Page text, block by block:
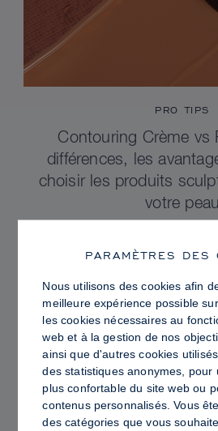
PRO TIPS
Contouring Crème vs
différences, les
choisir les produits
votre peau
PARAMÈTRES DES
Nous utilisons des cookies afin
meilleure expérience possible
les cookies nécessaires au
web et à la gestion de nos
ainsi que d'autres cookies
des statistiques anonymes, pour
plus confortable du site web ou
contenus personnalisés. Vous
des catégories que vous